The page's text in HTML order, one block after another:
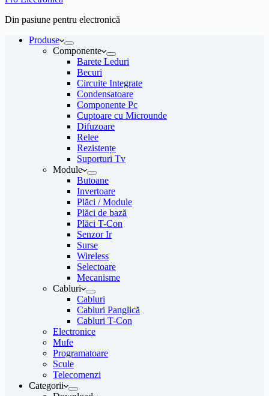
Din pasiune pentru electronică
Produse
Componente
Barete Leduri
Becuri
Circuite Integrate
Condensatoare
Componente Pc
Cuptoare cu Microunde
Difuzoare
Relee
Rezistențe
Suporturi Tv
Module
Butoane
Invertoare
Plăci / Module
Plăci de bază
Plăci T-Con
Senzor Ir
Surse
Wireless
Selectoare
Mecanisme
Cabluri
Cabluri
Cabluri Panglică
Cabluri T-Con
Electronice
Mufe
Programatoare
Scule
Telecomenzi
Categorii